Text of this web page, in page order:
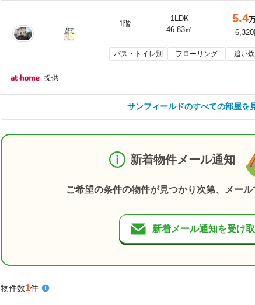
1階
1LDK
46.83㎡
5.4
6,320
バス・トイレ別 フローリング 追い
提供
サンフィールドのすべての部屋を
新着物件メール通知
ご希望の条件の物件が見つかり次第、メー
新着メール通知を受け
物件数1件